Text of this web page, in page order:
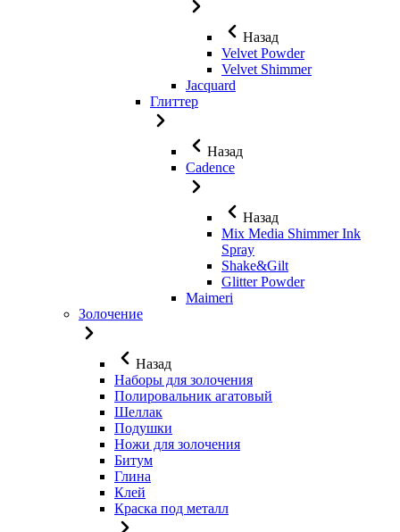
Назад
Velvet Powder
Velvet Shimmer
Jaсquard
Глиттер
Назад
Cadence
Назад
Mix Media Shimmer Ink
Spray
Shake&Gilt
Glitter Powder
Maimeri
Золочение
Назад
Наборы для золочения
Полировальник агатовый
Шеллак
Подушки
Ножи для золочения
Битум
Глина
Клей
Краска под металл